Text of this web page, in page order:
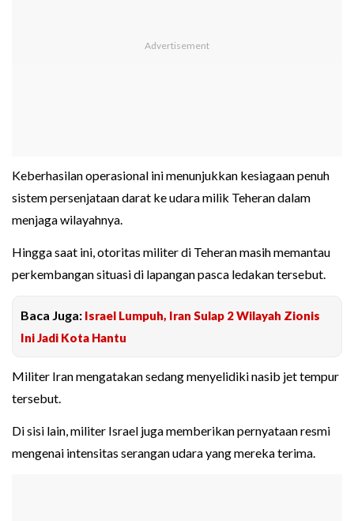
Keberhasilan operasional ini menunjukkan kesiagaan penuh
sistem persenjataan darat ke udara milik Teheran dalam
menjaga wilayahnya.
Hingga saat ini, otoritas militer di Teheran masih memantau
perkembangan situasi di lapangan pasca ledakan tersebut.
Baca Juga: Israel Lumpuh, Iran Sulap 2 Wilayah Zionis
Ini Jadi Kota Hantu
Militer Iran mengatakan sedang menyelidiki nasib jet tempur
tersebut.
Di sisi lain, militer Israel juga memberikan pernyataan resmi
mengenai intensitas serangan udara yang mereka terima.